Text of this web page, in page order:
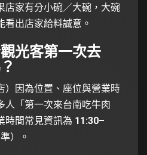
店家有分小碗／大碗，大碗
出店家給料誠意。
光客第一次去
）因為位置、座位與營業時
人「第一次來台南吃牛肉
時間常見資訊為 11:30–
）。